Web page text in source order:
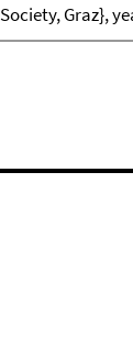
Society, Graz},